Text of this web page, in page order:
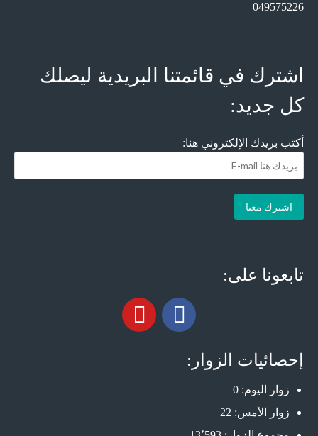
049575226
اشترك في قائمتنا البريدية ليصلك
كل جديد:
أكتب بريدك الإلكتروني هنا:
تابعونا على:
إحصائيات الزوار:
زوار اليوم: 0
زوار الأمس: 22